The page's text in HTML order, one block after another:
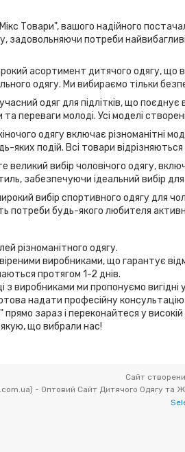
Товари", вашого надійного
задовольняючи потреби
асортимент дитячого одягу, що
одягу. Ми вибираємо тільки
одяг для підлітків, що
переваги молоді. Усі моделі
одягу включає різноманітні
яких подій. Всі товари
великий вибір чоловічого одягу,
забезпечуючи ідеальний вибір
вибір спортивного одягу для
потреби будь-якого любителя
різноманітного одягу.
виробниками, що гарантує
протягом 1-2 днів.
з виробниками ми пропонуємо
надати професійну консультацію
зараз і переконайтеся у
що вибрали нас!
Сайт